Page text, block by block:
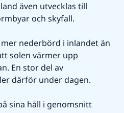
även utvecklas till
och skyfall.
nederbörd i inlandet än
solen värmer upp
En stor del av
därför under dagen.
sina håll i genomsnitt